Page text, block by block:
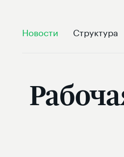
Новости Структура